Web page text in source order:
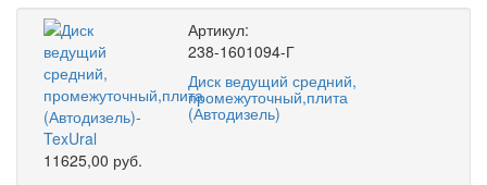
Артикул:
238-1601094-Г
Диск ведущий средний,
промежуточный,плита
(Автодизель)
11625,00 руб.